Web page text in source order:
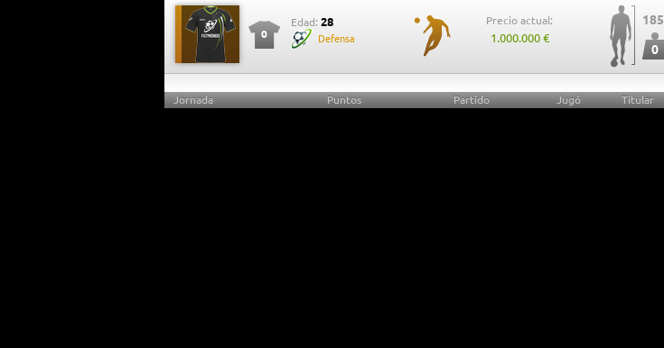
0
Edad: 28
Defensa
Precio actual:
1.000.000 €
185
0
Jornada Puntos Partido Jugó Titular